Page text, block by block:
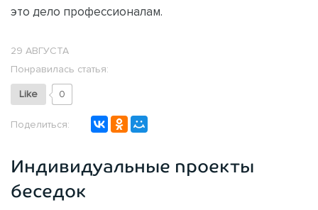
это дело профессионалам.
29 АВГУСТА
Понравилась статья:
Like 0
Поделиться:
Индивидуальные проекты
беседок